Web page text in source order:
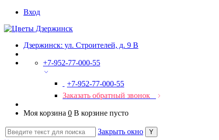
Вход
Дзержинск: ул. Строителей, д. 9 В
+7-952-77-000-55
+7-952-77-000-55
Заказать обратный звонок
Моя корзина 0 В корзине пусто
Закрыть окно